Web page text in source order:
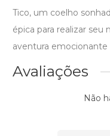
Tico, um coelho
épica para realizar seu
aventura emocionante
Avaliações
Não